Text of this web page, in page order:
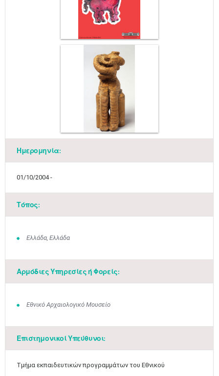
Ημερομηνία:
01/10/2004 -
Τόπος:
Ελλάδα, Ελλάδα
Αρμόδιες Υπηρεσίες ή Φορείς:
Εθνικό Αρχαιολογικό Μουσείο
Επιστημονικοί Υπεύθυνοι:
Τμήμα εκπαιδευτικών προγραμμάτων του Εθνικού